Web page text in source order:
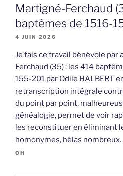
Martigné-Ferchaud
baptêmes de 1516-
4 JUIN 2026
Je fais ce travail bénévole par
Ferchaud (35) : les 414
155-201 par Odile HALBERT
retranscription intégrale
du point par point,
généalogie, permet de voir
les reconstituer en éliminant
homonymes, hélas
OH